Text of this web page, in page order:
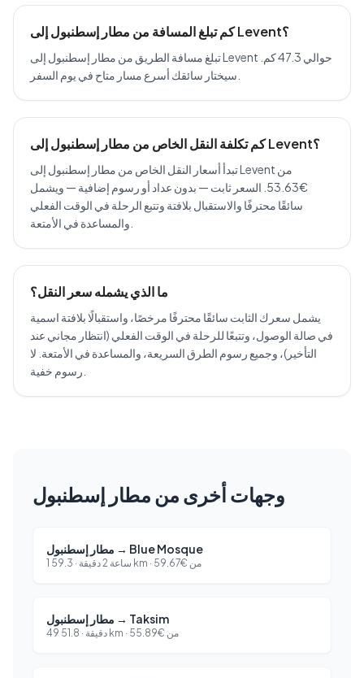
كم تبلغ المسافة من مطار إسطنبول إلى Levent؟
تبلغ مسافة الطريق من مطار إسطنبول إلى Levent حوالي 47.3 كم.
كم تكلفة النقل الخاص من مطار إسطنبول إلى Levent؟
تبدأ أسعار النقل الخاص من مطار إسطنبول إلى Levent من
€53.63. السعر ثابت — بدون عداد أو رسوم إضافية — ويشمل
سائقًا محترفًا والاستقبال بلافتة وتتبع الرحلة في الوقت الفعلي
ما الذي يشمله سعر النقل؟
يشمل سعرك الثابت سائقًا محترفًا مرخصًا، واستقبالًا بلافتة اسمية
في صالة الوصول، وتتبعًا للرحلة في الوقت الفعلي (انتظار مجاني عند
التأخير)، وجميع رسوم الطرق السريعة، والمساعدة في الأمتعة. لا
وجهات أخرى من مطار إسطنبول
مطار إسطنبول → Blue Mosque
1 ساعة 2 دقيقة ·
59.3 km · من €
59.67
مطار إسطنبول → Taksim
49 دقيقة ·
51.8 km · من €
55.89